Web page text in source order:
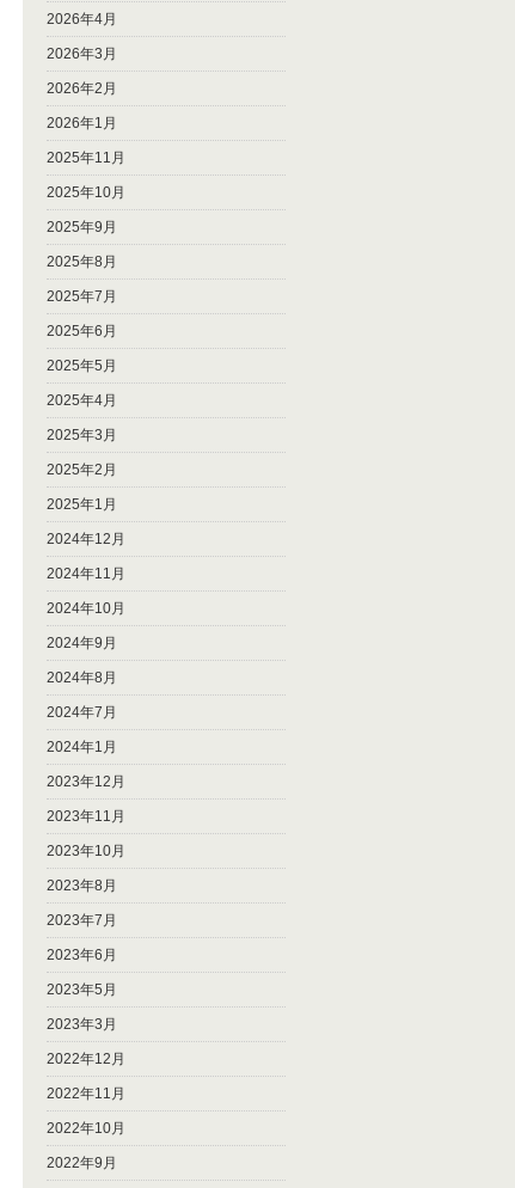
2026年4月
2026年3月
2026年2月
2026年1月
2025年11月
2025年10月
2025年9月
2025年8月
2025年7月
2025年6月
2025年5月
2025年4月
2025年3月
2025年2月
2025年1月
2024年12月
2024年11月
2024年10月
2024年9月
2024年8月
2024年7月
2024年1月
2023年12月
2023年11月
2023年10月
2023年8月
2023年7月
2023年6月
2023年5月
2023年3月
2022年12月
2022年11月
2022年10月
2022年9月